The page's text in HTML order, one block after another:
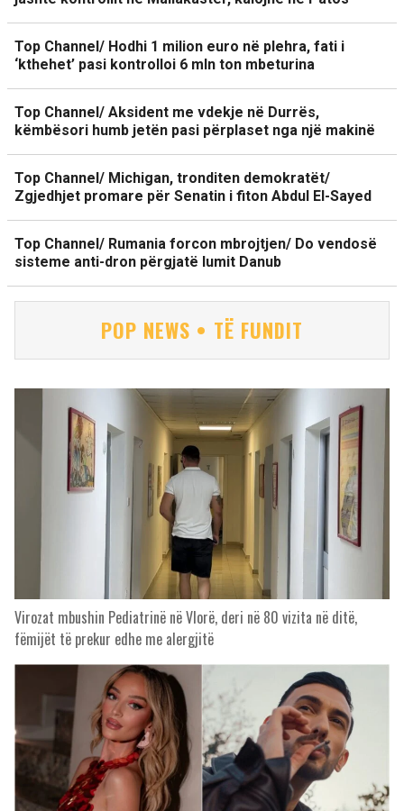
Top Channel/ Hodhi 1 milion euro në plehra, fati i
‘kthehet’ pasi kontrolloi 6 mln ton mbeturina
Top Channel/ Aksident me vdekje në Durrës,
këmbësori humb jetën pasi përplaset nga një makinë
Top Channel/ Michigan, tronditen demokratët/
Zgjedhjet promare për Senatin i fiton Abdul El-Sayed
Top Channel/ Rumania forcon mbrojtjen/ Do vendosë
sisteme anti-dron përgjatë lumit Danub
POP NEWS • TË FUNDIT
Virozat mbushin Pediatrinë në Vlorë, deri në 80 vizita në ditë,
fëmijët të prekur edhe me alergjitë